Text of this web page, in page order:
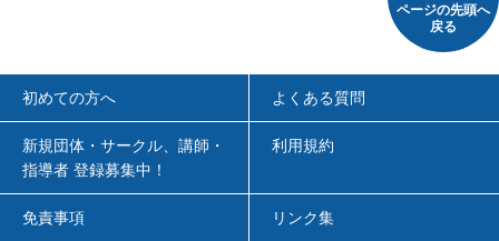
ページの先頭へ
戻る
初めての方へ よくある質問
新規団体・サークル、講師・
指導者 登録募集中！
利用規約
免責事項 リンク集